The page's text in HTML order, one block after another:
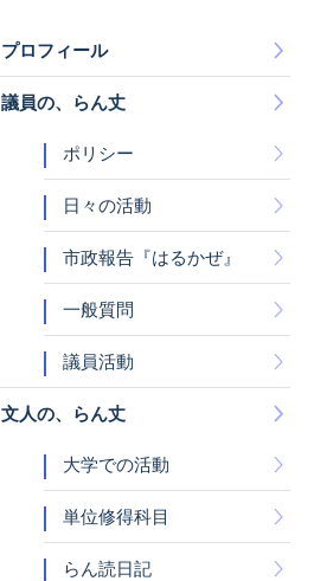
プロフィール
議員の、らん丈
ポリシー
日々の活動
市政報告『はるかぜ』
一般質問
議員活動
文人の、らん丈
大学での活動
単位修得科目
らん読日記